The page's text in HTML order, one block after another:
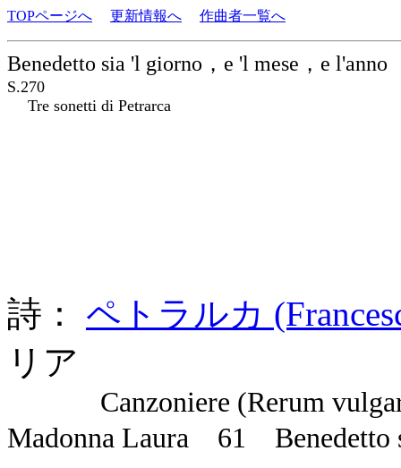
TOPページへ 更新情報へ 作曲者一覧へ
Benedetto sia 'l giorno，e 'l mese，e l'anno
S.270
Tre sonetti di Petrarca
詩： ペトラルカ
リア
Canzoniere (Rerum
Madonna Laura 61 Benedetto